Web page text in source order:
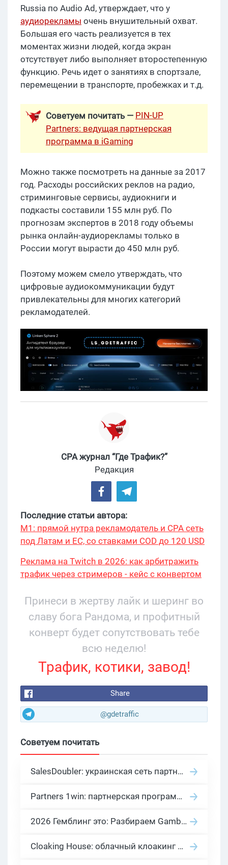
Russia по Audio Ad, утверждает, что у
аудиорекламы очень внушительный охват.
Большая его часть реализуется в тех
моментах жизни людей, когда экран
отсутствует либо выполняет второстепенную
функцию. Речь идет о занятиях в спортзале,
перемещении в транспорте, пробежках и т.д.
Советуем почитать — PIN-UP
Partners: ведущая партнерская
программа в iGaming
Можно также посмотреть на данные за 2017
год. Расходы российских реклов на радио,
стриминговые сервисы, аудиокниги и
подкасты составили 155 млн руб. По
прогнозам экспертов в 2018 году объемы
рынка онлайн-аудиорекламы только в
России могут вырасти до 450 млн руб.
Поэтому можем смело утверждать, что
цифровые аудиокоммуникации будут
привлекательны для многих категорий
рекламодателей.
CPA журнал “Где Трафик?”
Редакция
Последние статьи автора:
М1: прямой нутра рекламодатель и CPA сеть
под Латам и ЕС, со ставками COD до 120 USD
Реклама на Twitch в 2026: как арбитражить
трафик через стримеров - кейс с конвертом
Принеси в жертву лайк и шеринг во
славу бога Рандома, и профитный
конверт будет сопутствовать тебе
всю неделю!
Трафик, котики, завод!
Share
@gdetraffic
Советуем почитать
SalesDoubler: украинская сеть партнерских программ с оплатой за действие
Partners 1win: партнерская программа казино в нише гемблинг арбитраж
2026 Гемблинг это: Разбираем Gambling вертикаль, и все что связано с гемблинг и беттинг офферами
Cloaking House: облачный клоакинг для фильтрации ботов FB и Google Ads — гайд PHP-интеграции 2026